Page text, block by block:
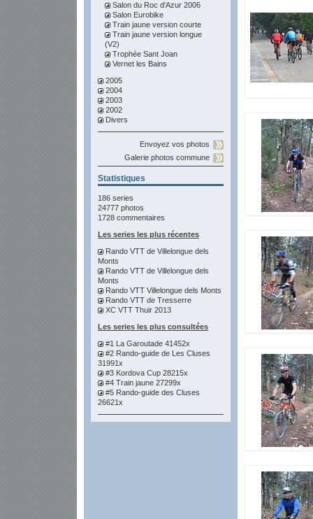
Salon du Roc d'Azur 2006
Salon Eurobike
Train jaune version courte
Train jaune version longue
(V2)
Trophée Sant Joan
Vernet les Bains
2005
2004
2003
2002
Divers
Envoyez vos photos
Galerie photos commune
Statistiques
186 series
24777 photos
1728 commentaires
Les series les plus récentes
Rando VTT de Villelongue dels
Monts
Rando VTT de Villelongue dels
Monts
Rando VTT Villelongue dels Monts
Rando VTT de Tresserre
XC VTT Thuir 2013
Les series les plus consultées
#1 La Garoutade 41452x
#2 Rando-guide de Les Cluses
31991x
#3 Kordova Cup 28215x
#4 Train jaune 27299x
#5 Rando-guide des Cluses
26621x